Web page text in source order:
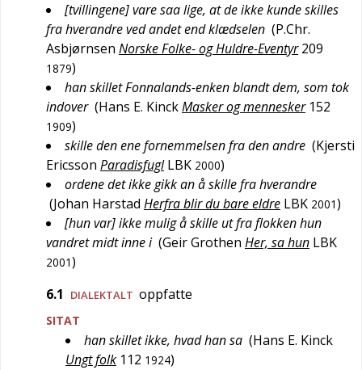
[tvillingene] vare saa lige, at de ikke kunde skilles
fra hverandre ved andet end klædselen (P.Chr.
Asbjørnsen Norske Folke- og Huldre-Eventyr 209
1879)
han skillet Fonnalands-enken blandt dem, som tok
indover (Hans E. KinckMasker og mennesker 152
1909)
skille den ene fornemmelsen fra den andre (Kjersti
Ericsson Paradisfugl LBK 2000)
ordene det ikke gikk an å skille fra hverandre
(Johan Harstad Herfra blir du bare eldre LBK 2001)
[hun var] ikke mulig å skille ut fra flokken hun
vandret midt inne i (Geir Grothen Her, sa hun LBK
2001)
6.1
DIALEKTALT oppfatte
SITAT
han skillet ikke, hvad han sa (Hans E. Kinck
Ungt folk 112 1924)